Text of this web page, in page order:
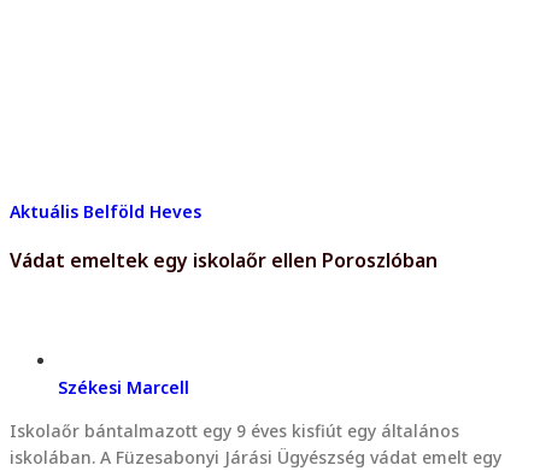
Aktuális Belföld Heves
Vádat emeltek egy iskolaőr ellen Poroszlóban
Székesi Marcell
Iskolaőr bántalmazott egy 9 éves kisfiút egy általános
iskolában. A Füzesabonyi Járási Ügyészség vádat emelt egy